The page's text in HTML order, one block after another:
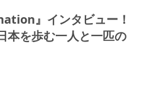
』インタビュー！
本を歩む一人と一匹の